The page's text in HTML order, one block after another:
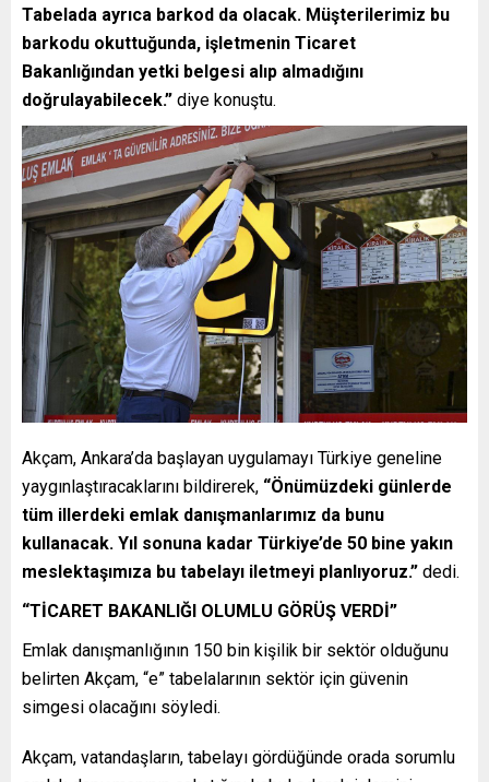
Tabelada ayrıca barkod da olacak. Müşterilerimiz bu
barkodu okuttuğunda, işletmenin Ticaret
Bakanlığından yetki belgesi alıp almadığını
doğrulayabilecek.” diye konuştu.
Akçam, Ankara’da başlayan uygulamayı Türkiye geneline
yaygınlaştıracaklarını bildirerek, “Önümüzdeki günlerde
tüm illerdeki emlak danışmanlarımız da bunu
kullanacak. Yıl sonuna kadar Türkiye’de 50 bine yakın
meslektaşımıza bu tabelayı iletmeyi planlıyoruz.” dedi.
“TİCARET BAKANLIĞI OLUMLU GÖRÜŞ VERDİ”
Emlak danışmanlığının 150 bin kişilik bir sektör olduğunu
belirten Akçam, “e” tabelalarının sektör için güvenin
simgesi olacağını söyledi.
Akçam, vatandaşların, tabelayı gördüğünde orada sorumlu